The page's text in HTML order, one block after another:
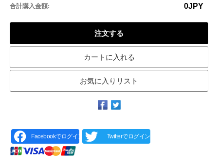
合計購入金額: 0JPY
注文する
カートに入れる
お気に入りリスト
Facebookでログイン Twitterでログイン